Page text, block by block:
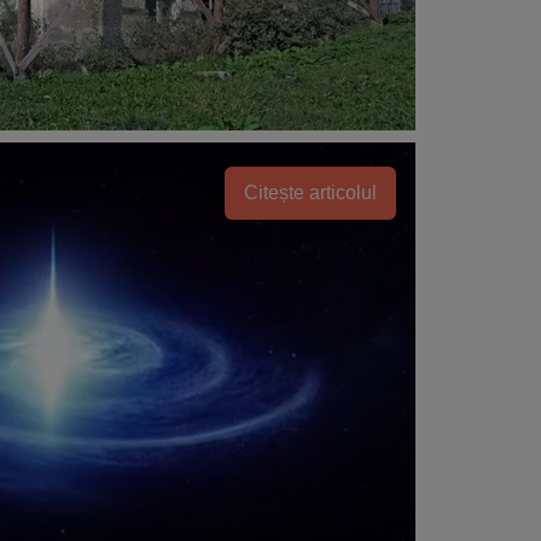
Citește articolul